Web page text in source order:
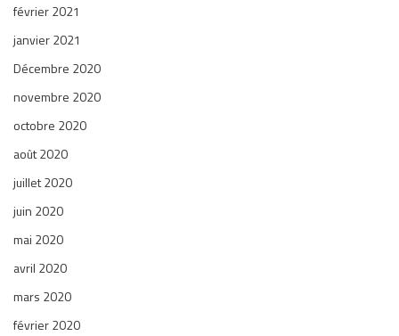
février 2021
janvier 2021
Décembre 2020
novembre 2020
octobre 2020
août 2020
juillet 2020
juin 2020
mai 2020
avril 2020
mars 2020
février 2020